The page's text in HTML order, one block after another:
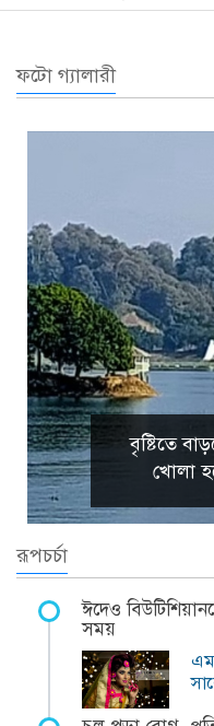
ফটো গ্যালারী
বৃষ্টিতে
খোলা
রূপচর্চা
ঈদেও
সময়